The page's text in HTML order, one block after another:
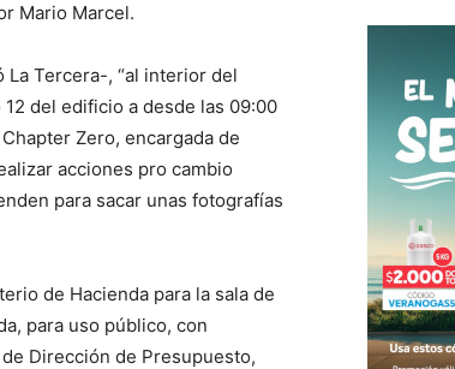
Mario Marcel.
Tercera-, “al interior del
del edificio a desde las 09:00
Zero, encargada de
acciones pro cambio
para sacar unas fotografías
de Hacienda para la sala de
para uso público, con
Dirección de Presupuesto,